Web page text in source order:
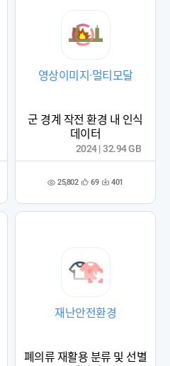
영상이미지·멀티모달
군 경계 작전 환경 내 인식
데이터
조 25,802 관
록
69 다 401
2024 | 32.94 GB
재난안전환경
폐의류 재활용 분류 및 선별